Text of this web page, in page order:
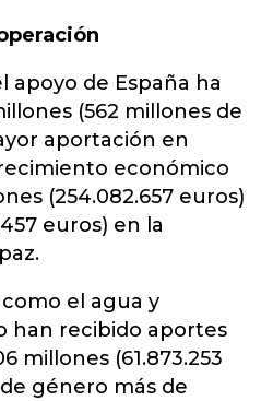
apoyo de España ha
(562 millones de
aportación en
económico
(254.082.657 euros)
euros) en la
el agua y
han recibido aportes
millones (61.873.253
género más de